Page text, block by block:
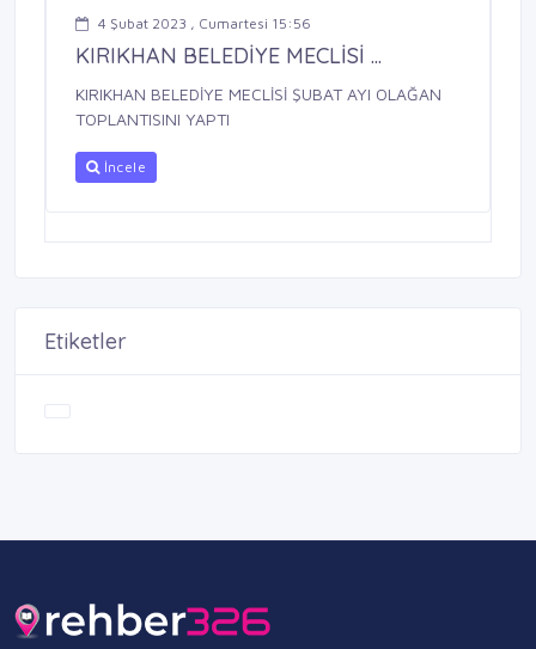
4 Şubat 2023 , Cumartesi 15:56
KIRIKHAN BELEDİYE MECLİSİ ...
KIRIKHAN BELEDİYE MECLİSİ ŞUBAT AYI OLAĞAN
TOPLANTISINI YAPTI
İncele
Etiketler